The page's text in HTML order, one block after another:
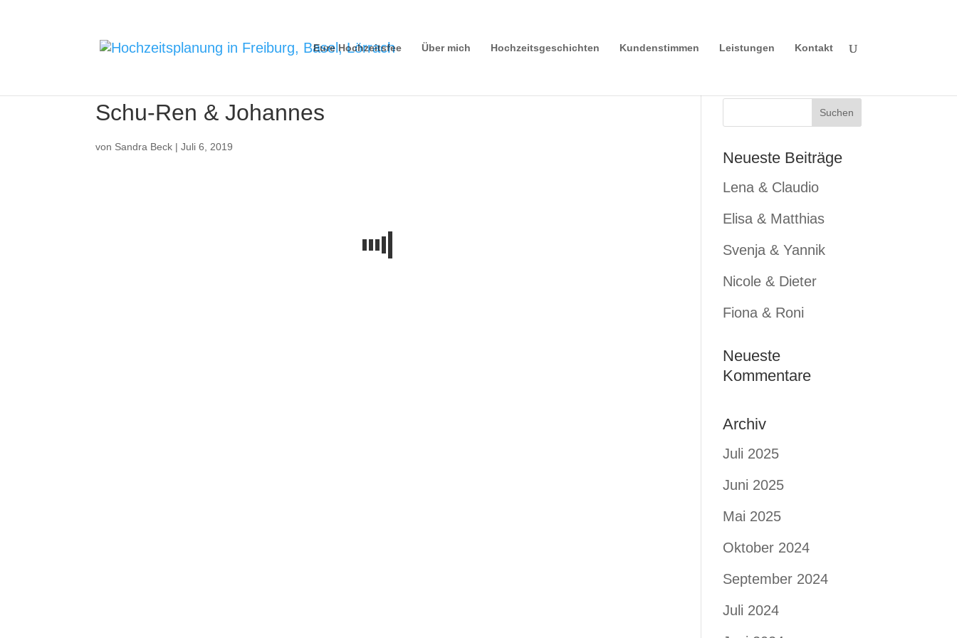
Eure Hochzeitsfee Über mich Hochzeitsgeschichten Kundenstimmen Leistungen Kontakt
Schu-Ren & Johannes
von Sandra Beck |Juli 6, 2019
Neueste Beiträge
Lena & Claudio
Elisa & Matthias
Svenja & Yannik
Nicole & Dieter
Fiona & Roni
Neueste
Kommentare
Archiv
Juli 2025
Juni 2025
Mai 2025
Oktober 2024
September 2024
Juli 2024